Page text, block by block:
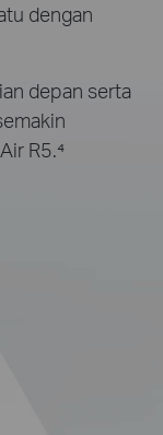
dengan
depan serta
R5.⁴